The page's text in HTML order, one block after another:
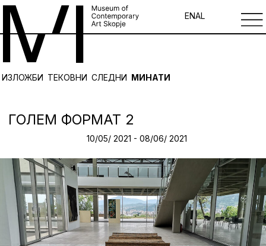
ENAL
ИЗЛОЖБИ ТЕКОВНИ СЛЕДНИ МИНАТИ
ГОЛЕМ ФОРМАТ 2
10/05/ 2021 - 08/06/ 2021